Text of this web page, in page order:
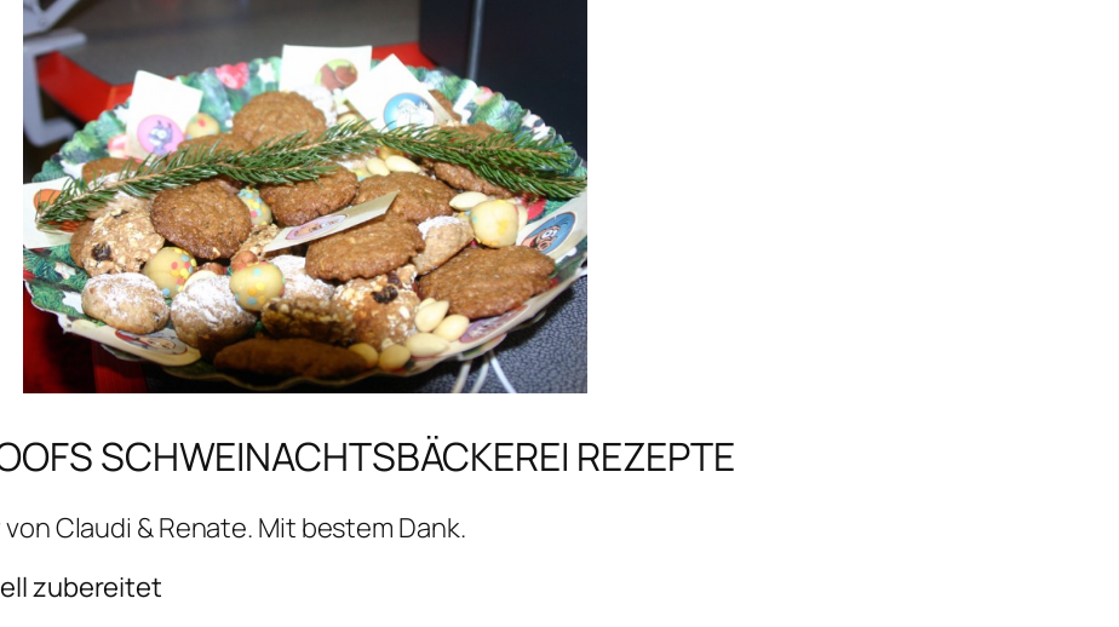
SCHWEINACHTSBÄCKEREI REZEPTE
Claudi & Renate. Mit bestem Dank.
zubereitet